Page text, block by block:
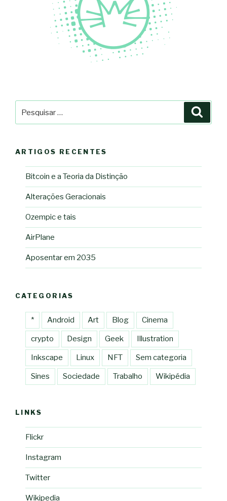
por:
ARTIGOS RECENTES
Bitcoin e a Teoria da Distinção
Alterações Geracionais
Ozempic e tais
AirPlane
Aposentar em 2035
CATEGORIAS
* Android Art Blog Cinema
crypto Design Geek Illustration
Inkscape Linux NFT Sem categoria
Sines Sociedade Trabalho Wikipédia
LINKS
Flickr
Instagram
Twitter
Wikipedia